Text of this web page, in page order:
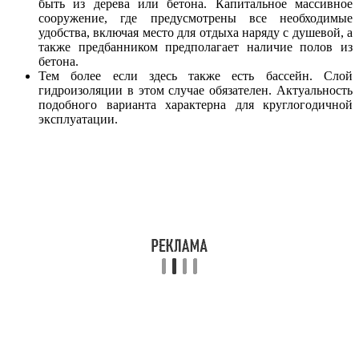
быть из дерева или бетона. Капитальное массивное
сооружение, где предусмотрены все необходимые
удобства, включая место для отдыха наряду с душевой, а
также предбанником предполагает наличие полов из
бетона.
Тем более если здесь также есть бассейн. Слой
гидроизоляции в этом случае обязателен. Актуальность
подобного варианта характерна для круглогодичной
эксплуатации.